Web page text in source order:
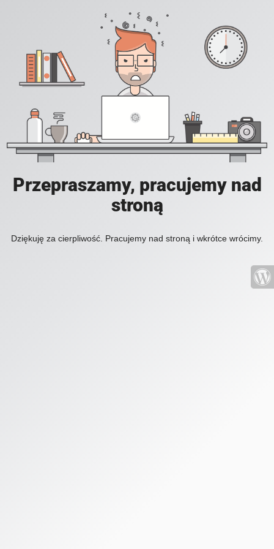
Przepraszamy, pracujemy nad
stroną
Dziękuję za cierpliwość. Pracujemy nad stroną i wkrótce wrócimy.